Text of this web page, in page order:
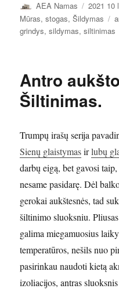
Autorius
AEA Namas 2021 10
Mūras, stogas,Šildymas
grindys,sildymas,siltinimas
Antro
Šiltinimas.
Trumpų irašų serija
Sienų glaistymasirlubų
darbų eigą, bet gavosi
nesame pasidarę. Dėl
gerokai aukštesnės, tad
šiltinimo sluoksniu.
galima miegamuosius
temperatūros, nešils nuo
pasirinkau naudoti kietą
izoliacijos, antras